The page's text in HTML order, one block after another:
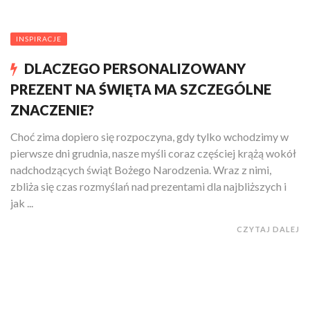
INSPIRACJE
DLACZEGO PERSONALIZOWANY
PREZENT NA ŚWIĘTA MA SZCZEGÓLNE
ZNACZENIE?
Choć zima dopiero się rozpoczyna, gdy tylko wchodzimy w
pierwsze dni grudnia, nasze myśli coraz częściej krążą wokół
nadchodzących świąt Bożego Narodzenia. Wraz z nimi,
zbliża się czas rozmyślań nad prezentami dla najbliższych i
jak ...
CZYTAJ DALEJ